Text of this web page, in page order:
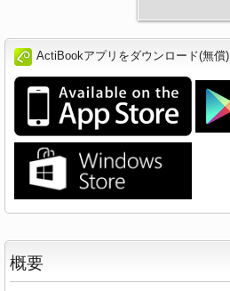
ActiBookアプリをダウンロード(無償)
概要